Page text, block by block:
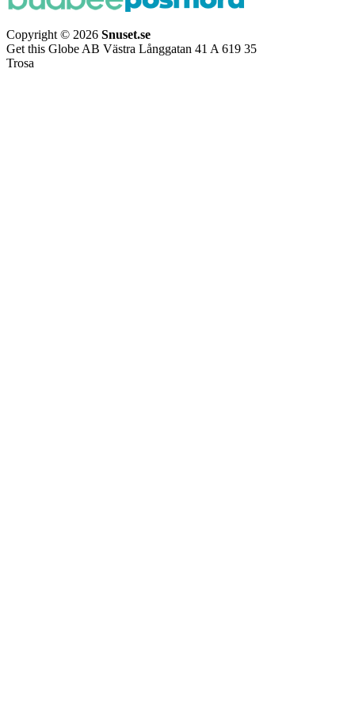
Copyright © 2026 Snuset.se
Get this Globe AB Västra Långgatan 41 A 619 35
Trosa